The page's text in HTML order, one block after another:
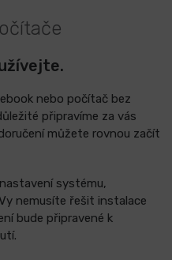
nebo počítač bez
připravíme za vás
můžete rovnou začít
systému,
nemusíte řešit instalace
bude připravené k